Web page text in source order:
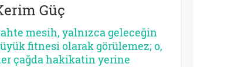
bir düşünsel
merkez olarak Şiî geleneğin en
unsurlarından biri
sürdürmektedir.
Güç
mesih, yalnızca geleceğin
fitnesi olarak görülemez; o,
çağda hakikatin yerine